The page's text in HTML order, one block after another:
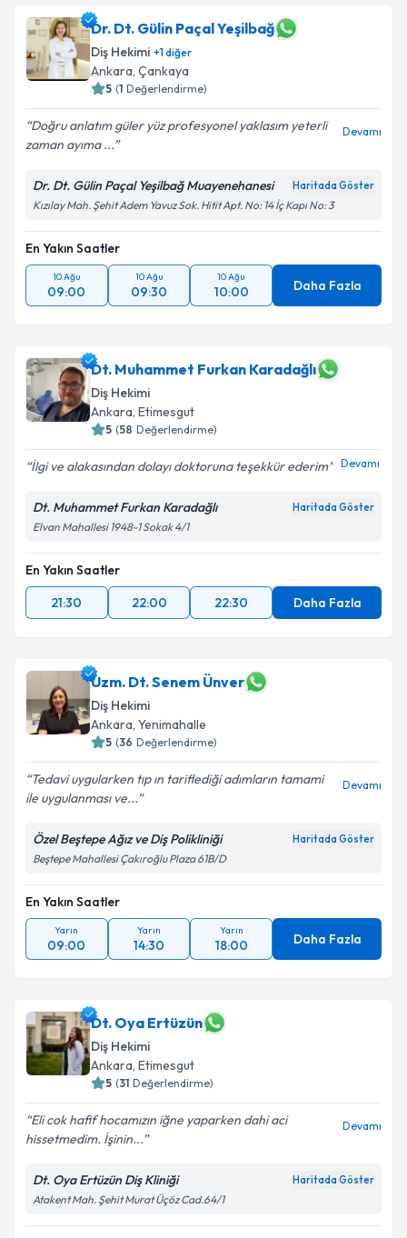
Dr. Dt. Gülin Paçal Yeşilbağ
Diş Hekimi +1diğer
Ankara, Çankaya
5 (1 Değerlendirme)
Doğru anlatım güler yüz profesyonel yaklasım yeterli
zaman ayıma ...
Devamı
Dr. Dt. Gülin Paçal Yeşilbağ Muayenehanesi Haritada Göster
Kızılay Mah. Şehit Adem Yavuz Sok. Hitit Apt. No: 14 İç Kapı No: 3
En Yakın Saatler
10 Ağu
09:00
10 Ağu
09:30
10 Ağu
10:00 Daha Fazla
Dt. Muhammet Furkan Karadağlı
Diş Hekimi
Ankara, Etimesgut
5 (58 Değerlendirme)
İlgi ve alakasından dolayı doktoruna teşekkür ederim Devamı
Dt. Muhammet Furkan Karadağlı Haritada Göster
Elvan Mahallesi 1948-1 Sokak 4/1
En Yakın Saatler
21:30
22:00 22:30 Daha Fazla
Uzm. Dt. Senem Ünver
Diş Hekimi
Ankara, Yenimahalle
5 (36 Değerlendirme)
Tedavi uygularken tıp ın tariflediği adımların tamami
ile uygulanması ve...
Devamı
Özel Beştepe Ağız ve Diş Polikliniği Haritada Göster
Beştepe Mahallesi Çakıroğlu Plaza 61B/D
En Yakın Saatler
Yarın
09:00
Yarın
14:30
Yarın
18:00 Daha Fazla
Dt. Oya Ertüzün
Diş Hekimi
Ankara, Etimesgut
5 (31 Değerlendirme)
Eli cok hafif hocamızın iğne yaparken dahi aci
hissetmedim. İşinin...
Devamı
Dt. Oya Ertüzün Diş Kliniği Haritada Göster
Atakent Mah. Şehit Murat Üçöz Cad.64/1